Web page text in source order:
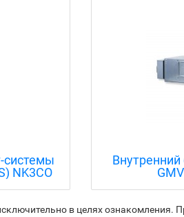
системы
NK3CO
Внутренний
в целях ознакомления.